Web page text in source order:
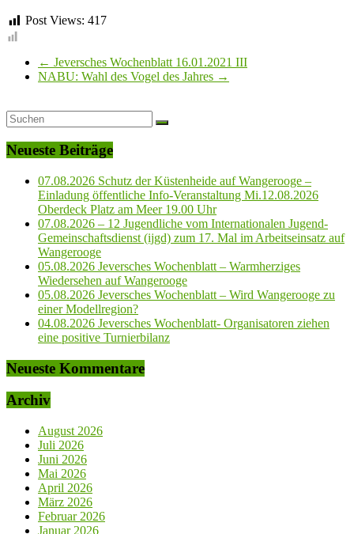
Post Views: 417
← Jeversches Wochenblatt 16.01.2021 III
NABU: Wahl des Vogel des Jahres →
Neueste Beiträge
07.08.2026 Schutz der Küstenheide auf Wangerooge –
Einladung öffentliche Info-Veranstaltung Mi.12.08.2026
Oberdeck Platz am Meer 19.00 Uhr
07.08.2026 – 12 Jugendliche vom Internationalen Jugend-
Gemeinschaftsdienst (ijgd) zum 17. Mal im Arbeitseinsatz auf
Wangerooge
05.08.2026 Jeversches Wochenblatt – Warmherziges
Wiedersehen auf Wangerooge
05.08.2026 Jeversches Wochenblatt – Wird Wangerooge zu
einer Modellregion?
04.08.2026 Jeversches Wochenblatt- Organisatoren ziehen
eine positive Turnierbilanz
Neueste Kommentare
Archiv
August 2026
Juli 2026
Juni 2026
Mai 2026
April 2026
März 2026
Februar 2026
Januar 2026